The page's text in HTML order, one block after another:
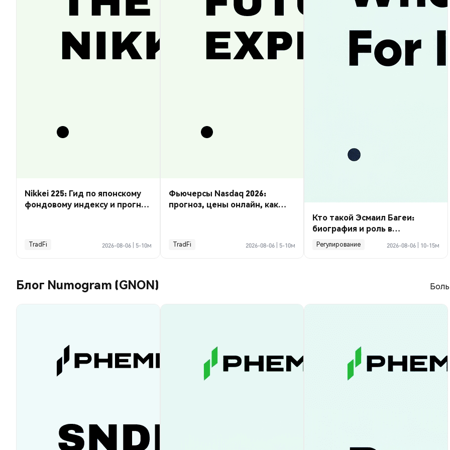
Nikkei 225: Гид по японскому
фондовому индексу и прогноз
TradFi 2026-08-06 5-10м
Фьючерсы Nasdaq 2026:
прогноз, цены онлайн, как
TradFi 2026-08-06 5-10м
Кто такой Эсмаил Багеи:
биография и роль в
криптосделке по Ормузу
Регулирование 2026-08-06 10-15м
Блог Numogram (GNON)